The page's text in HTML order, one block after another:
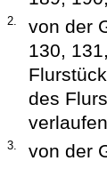
2.
von der
130,
des
3.
von der